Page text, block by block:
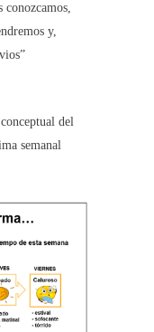
conozcamos,
y,
del
semanal